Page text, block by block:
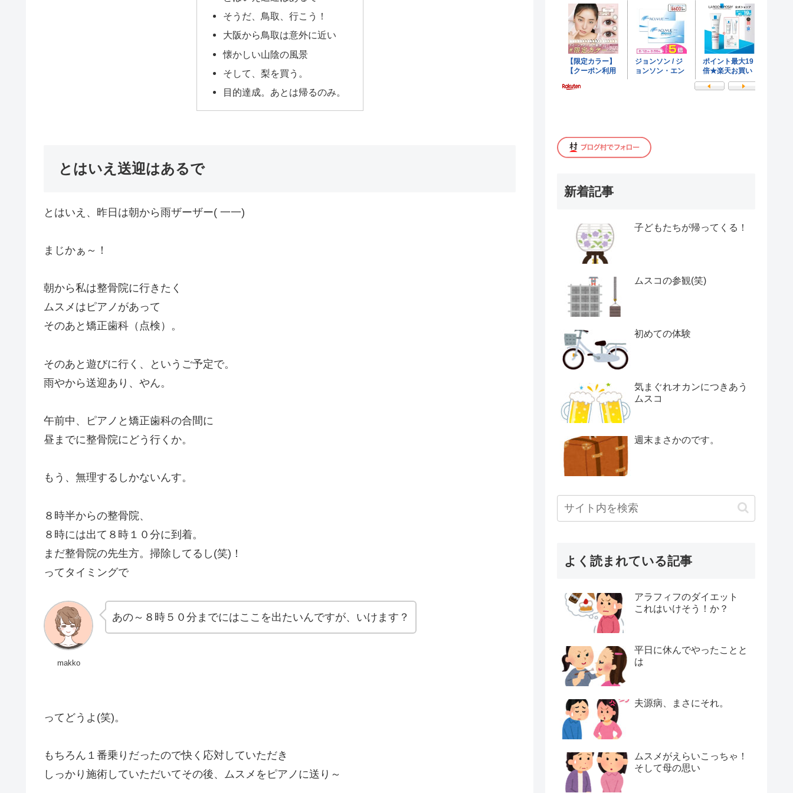
そうだ、鳥取、行こう！
大阪から鳥取は意外に近い
懐かしい山陰の風景
そして、梨を買う。
目的達成。あとは帰るのみ。
とはいえ送迎はあるで
とはいえ、昨日は朝から雨ザーザー( 一一)
まじかぁ～！
朝から私は整骨院に行きたく
ムスメはピアノがあって
そのあと矯正歯科（点検）。
そのあと遊びに行く、というご予定で。
雨やから送迎あり、やん。
午前中、ピアノと矯正歯科の合間に
昼までに整骨院にどう行くか。
もう、無理するしかないんす。
８時半からの整骨院、
８時には出て８時１０分に到着。
まだ整骨院の先生方。掃除してるし(笑)！
ってタイミングで
makko
あの～８時５０分までにはここを出たいんですが、いけます？
ってどうよ(笑)。
もちろん１番乗りだったので快く応対していただき
しっかり施術していただいてその後、ムスメをピアノに送り～
新着記事
子どもたちが帰ってくる！
ムスコの参観(笑)
初めての体験
気まぐれオカンにつきあう
ムスコ
週末まさかのです。
よく読まれている記事
アラフィフのダイエット
これはいけそう！か？
平日に休んでやったことと
は
夫源病、まさにそれ。
ムスメがえらいこっちゃ！
そして母の思い